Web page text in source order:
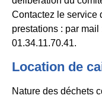
Contactez le service
prestations : par
01.34.11.70.41.
Location de
Nature des déchets